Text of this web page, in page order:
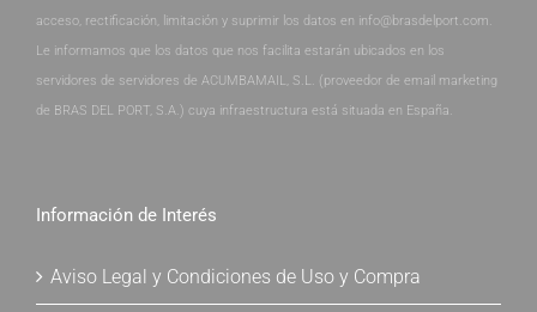
acceso, rectificación, limitación y suprimir los datos en info@brasdelport.com.
Le informamos que los datos que nos facilita estarán ubicados en los
servidores de servidores de ACUMBAMAIL, S.L. (proveedor de email marketing
de BRAS DEL PORT, S.A.) cuya infraestructura está situada en España.
Información de Interés
Aviso Legal y Condiciones de Uso y Compra